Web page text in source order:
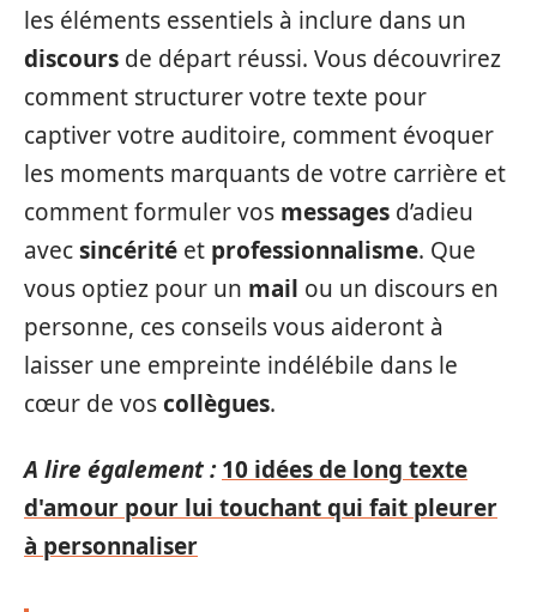
les éléments essentiels à inclure dans un
discours de départ réussi. Vous découvrirez
comment structurer votre texte pour
captiver votre auditoire, comment évoquer
les moments marquants de votre carrière et
comment formuler vos messages d’adieu
avecsincérité et professionnalisme. Que
vous optiez pour un mail ou un discours en
personne, ces conseils vous aideront à
laisser une empreinte indélébile dans le
cœur de voscollègues.
A lire également : 10 idées de long texte
d'amour pour lui touchant qui fait pleurer
à personnaliser